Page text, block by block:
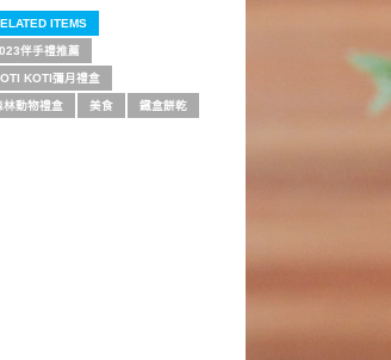
ITEMS
伴手禮推薦
KOTI彌月禮盒
林動物禮盒 美食 鐵盒餅乾